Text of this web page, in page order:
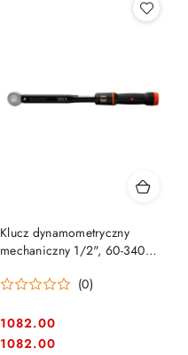
Klucz dynamometryczny
mechaniczny 1/2", 60-340
(0)
Cena:
1082.00
Cena:
1082.00